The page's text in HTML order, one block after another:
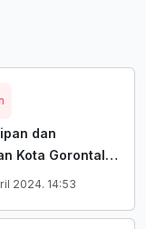
dan
Kota Gorontalo
Pada Tiga
2024. 14:53